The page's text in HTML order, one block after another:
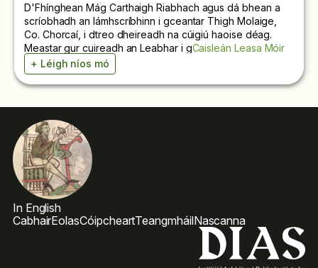
+ Léigh níos mó
D'Fhínghean Mág Carthaigh Riabhach agus dá bhean a
scríobhadh an lámhscríbhinn i gceantar Thigh Molaige,
Co. Chorcaí, i dtreo dheireadh na cúigiú haoise déag.
Meastar gur cuireadh an Leabhar i gCaisleán Leasa Móir
tar éis chogaí na seachtú haoise déag. Ó lár na hochtú
haoise déag tá Caisleán Leasa Móir ina áras Éireannach
ag Diúc Devonshire. Bhí an Leabhar i bhfolach sa
ndéanamh ar an gCaisleán sa mbliain 1814. 1930 aistríodh
an lámhscríbhinn ón Lios Mór go Chatsworth. Sa mbliain
2020 bronnadh Leabhar Leasa Móir ar
hOllscoile, Corcaigh
Díolaim de théacsaí diadha agus saolta, dúchasacha agus
Eorpacha, atá sa lámhscríbhinn. Tá ina scáthán ar a
mbíodh ina adhbhar suime maidir le litríocht de ag
taoiseach Gaelach i ndeireadh na meánaoise ar fad.
Maidir leis na lámhscríbhinní atá ar fáil, féach ar an mír den
In English
CabhairEolasCóipcheartTeangmháilNascanna